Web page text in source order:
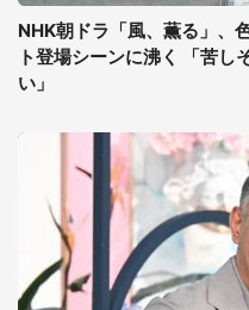
NHK朝ドラ「風、薫る」、
ト登場シーンに沸く 「苦し
い」